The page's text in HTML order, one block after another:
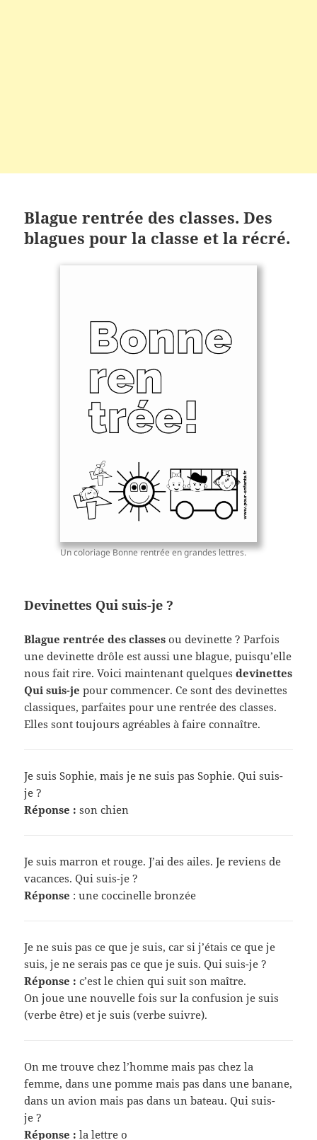
Blague rentrée des classes. Des
blagues pour la classe et la récré.
Un coloriage Bonne rentrée en grandes lettres.
Devinettes Qui suis-je ?
Blague rentrée des classes ou devinette ? Parfois
une devinette drôle est aussi une blague, puisqu’elle
nous fait rire. Voici maintenant quelquesdevinettes
Qui suis-je pour commencer. Ce sont des devinettes
classiques, parfaites pour une rentrée des classes.
Elles sont toujours agréables à faire connaître.
Je suis Sophie, mais je ne suis pas Sophie. Qui suis-
je ?
Réponse : son chien
Je suis marron et rouge. J’ai des ailes. Je reviens de
vacances. Qui suis-je ?
Réponse : une coccinelle bronzée
Je ne suis pas ce que je suis, car si j’étais ce que je
suis, je ne serais pas ce que je suis. Qui suis-je ?
Réponse : c’est le chien qui suit son maître.
On joue une nouvelle fois sur la confusion je suis
(verbe être) et je suis (verbe suivre).
On me trouve chez l’homme mais pas chez la
femme, dans une pomme mais pas dans une banane,
dans un avion mais pas dans un bateau. Qui suis-
je ?
Réponse : la lettre o